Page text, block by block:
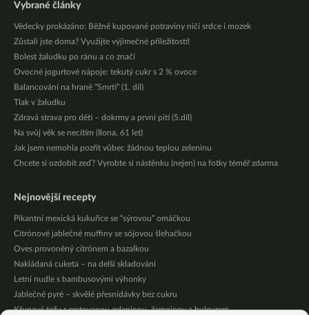
Vybrané články
Vědecky prokázáno: Běžně kupované potraviny ničí srdce i mozek
Zůstali jste doma? Využijte výjimečné příležitosti!
Bolest žaludku po ránu a co značí
Ovocné jogurtové nápoje: tekutý cukr s 2 % ovoce
Balancování na hraně “Smrti” (1. díl)
Tlak v žaludku
Zdravá strava pro děti – dokrmy a první pití (5.díl)
Na svůj věk se necítím (Ilona, 61 let)
Jak jsem nemohla pozřít vůbec žádnou teplou zeleninu
Chcete si ozdobit zeď? Vyrobte si nástěnku (nejen) na fotky téměř zdarma
Nejnovější recepty
Pikantní mexická kukuřice se “sýrovou” omáčkou
Citrónové jablečné muffiny se sójovou šlehačkou
Oves provoněný citrónem a bazalkou
Nakládaná cuketa – na delší skladování
Letní nudle s bambusovými výhonky
Jablečné pyré – skvělé přesnídávky bez cukru
Křupavé tofu s restovanou zeleninou, žampiony a bulgurem